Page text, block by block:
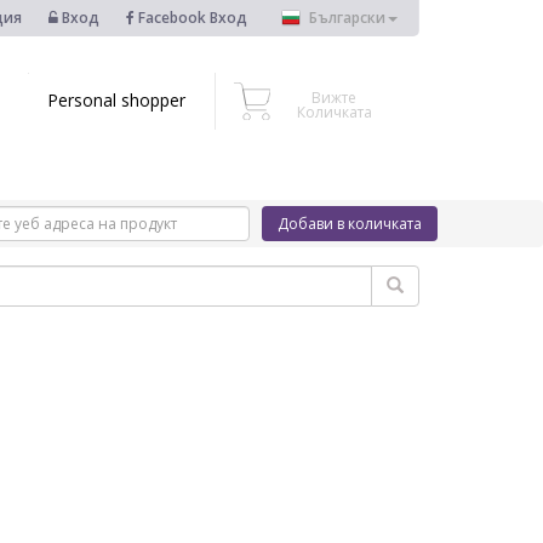
Вход Facebook Вход Български
Personal shopper Вижте
Количката
Добави в количката